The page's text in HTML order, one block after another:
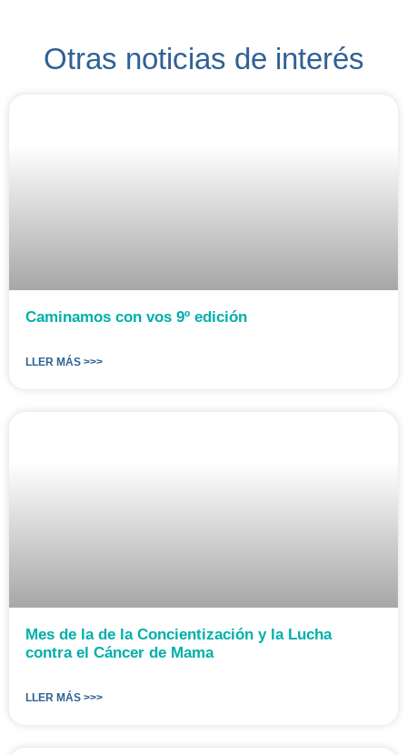
Otras noticias de interés
Caminamos con vos 9º edición
LLER MÁS >>>
Mes de la de la Concientización y la Lucha
contra el Cáncer de Mama
LLER MÁS >>>